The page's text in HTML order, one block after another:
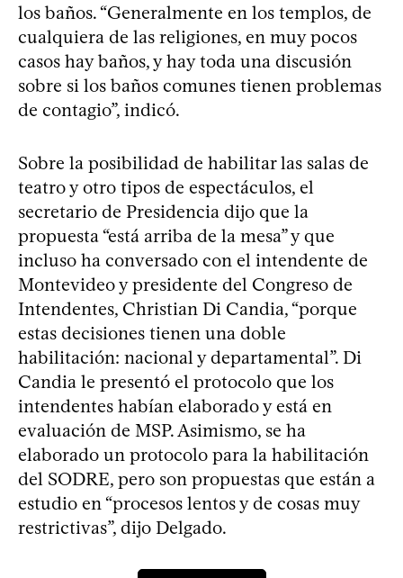
los baños. “Generalmente en los templos, de
cualquiera de las religiones, en muy pocos
casos hay baños, y hay toda una discusión
sobre si los baños comunes tienen problemas
de contagio”, indicó.
Sobre la posibilidad de habilitar las salas de
teatro y otro tipos de espectáculos, el
secretario de Presidencia dijo que la
propuesta “está arriba de la mesa” y que
incluso ha conversado con el intendente de
Montevideo y presidente del Congreso de
Intendentes, Christian Di Candia, “porque
estas decisiones tienen una doble
habilitación: nacional y departamental”. Di
Candia le presentó el protocolo que los
intendentes habían elaborado y está en
evaluación de MSP. Asimismo, se ha
elaborado un protocolo para la habilitación
del SODRE, pero son propuestas que están a
estudio en “procesos lentos y de cosas muy
restrictivas”, dijo Delgado.